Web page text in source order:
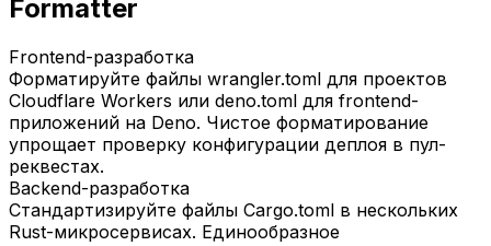
Formatter
Frontend-разработка
Форматируйте файлы wrangler.toml для проектов
Cloudflare Workers или deno.toml для frontend-
приложений на Deno. Чистое форматирование
упрощает проверку конфигурации деплоя в пул-
реквестах.
Backend-разработка
Стандартизируйте файлы Cargo.toml в нескольких
Rust-микросервисах. Единообразное